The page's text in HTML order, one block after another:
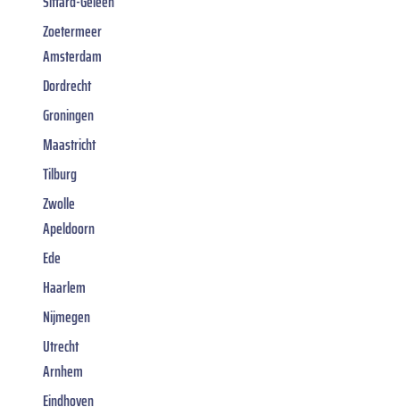
Zoetermeer
Amsterdam
Dordrecht
Groningen
Maastricht
Tilburg
Zwolle
Apeldoorn
Ede
Haarlem
Nijmegen
Utrecht
Arnhem
Eindhoven